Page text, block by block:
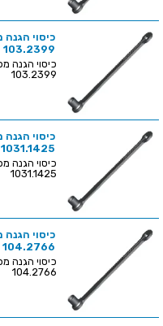
103.2399
103.2399 ...
1031.1425
1031.1425 ...
104.2766
104.2766 ...